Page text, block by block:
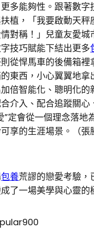
多能夠性。跟著數字
植，「我要啟動天秤
對稱！」兒童友愛城
技巧賦能下結出更多
從悍馬車的後備箱裡
東西，小心翼翼地拿
倍智能化、聰明化的
介入、配合追蹤關心
”定會從一個理念落地
享的生涯場景。
（張
包養荒謬的戀愛考驗，
了一場美學與心靈的